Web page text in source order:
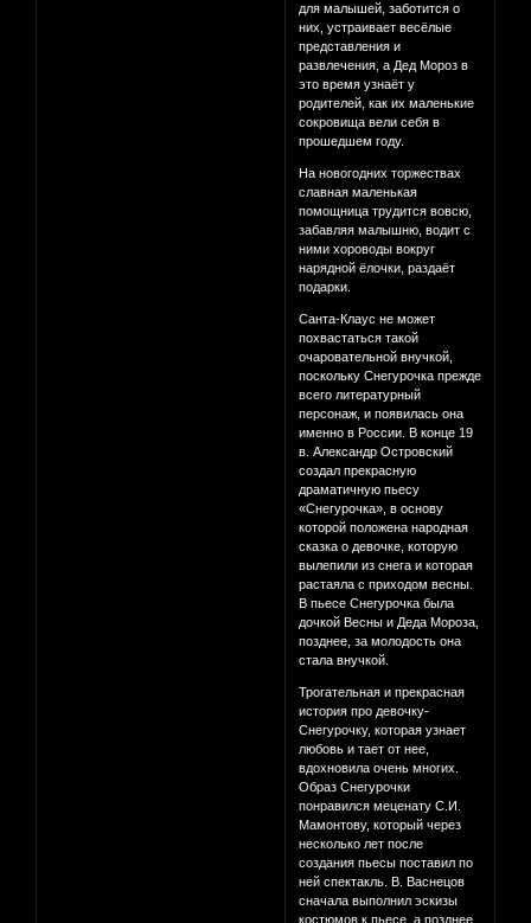
для малышей, заботится о
них, устраивает весёлые
представления и
развлечения, а Дед Мороз в
это время узнаёт у
родителей, как их маленькие
сокровища вели себя в
прошедшем году.
На новогодних торжествах
славная маленькая
помощница трудится вовсю,
забавляя малышню, водит с
ними хороводы вокруг
нарядной ёлочки, раздаёт
подарки.
Санта-Клаус не может
похвастаться такой
очаровательной внучкой,
поскольку Снегурочка прежде
всего литературный
персонаж, и появилась она
именно в России. В конце 19
в. Александр Островский
создал прекрасную
драматичную пьесу
«Снегурочка», в основу
которой положена народная
сказка о девочке, которую
вылепили из снега и которая
растаяла с приходом весны.
В пьесе Снегурочка была
дочкой Весны и Деда Мороза,
позднее, за молодость она
стала внучкой.
Трогательная и прекрасная
история про девочку-
Снегурочку, которая узнает
любовь и тает от нее,
вдохновила очень многих.
Образ Снегурочки
понравился меценату С.И.
Мамонтову, который через
несколько лет после
создания пьесы поставил по
ней спектакль. В. Васнецов
сначала выполнил эскизы
костюмов к пьесе, а позднее